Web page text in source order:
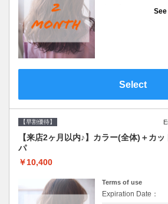
Select
【早割優待】
【来店2ヶ月以内♪】カラー(全体)＋カ
パ
￥10,400
Terms of use
Expiration Date：